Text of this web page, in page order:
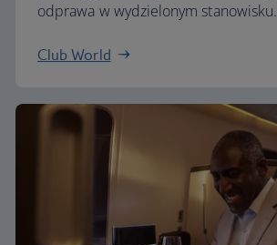
odprawa w wydzielonym stanowisku.
Club World